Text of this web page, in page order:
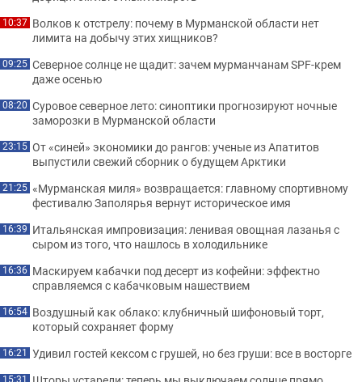
10:37 Волков к отстрелу: почему в Мурманской области нет
лимита на добычу этих хищников?
09:25 Северное солнце не щадит: зачем мурманчанам SPF-крем
даже осенью
08:20 Суровое северное лето: синоптики прогнозируют ночные
заморозки в Мурманской области
23:15 От «синей» экономики до рангов: ученые из Апатитов
выпустили свежий сборник о будущем Арктики
21:25 «Мурманская миля» возвращается: главному спортивному
фестивалю Заполярья вернут историческое имя
16:39 Итальянская импровизация: ленивая овощная лазанья с
сыром из того, что нашлось в холодильнике
16:36 Маскируем кабачки под десерт из кофейни: эффектно
справляемся с кабачковым нашествием
16:54 Воздушный как облако: клубничный шифоновый торт,
который сохраняет форму
16:21 Удивил гостей кексом с грушей, но без груши: все в восторге
15:31